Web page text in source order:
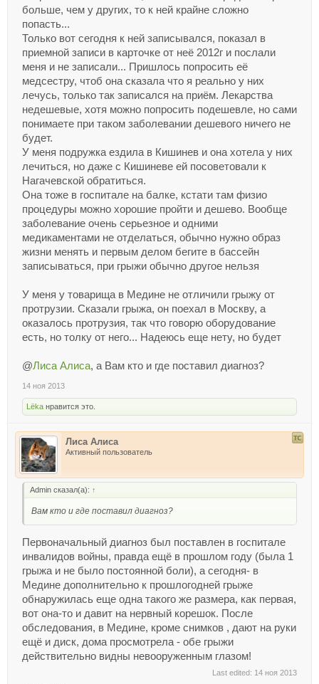
больше, чем у других, то к ней крайне сложно
попасть...
Только вот сегодня к ней записывался, показал в
приемной записи в карточке от неё 2012г и послали
меня и не записали... Пришлось попросить её
медсестру, чтоб она сказала что я реально у них
лечусь, только так записался на приём. Лекарства
недешевые, хотя можно попросить подешевле, но сами
понимаете при таком заболевании дешевого ничего не
будет.
У меня подружка ездила в Кишинев и она хотела у них
лечиться, но даже с Кишиневе ей посоветовали к
Нагачевской обратиться.
Она тоже в госпитале на балке, кстати там физио
процедуры можно хорошие пройти и дешево. Вообще
заболевание очень серьезное и одними
медикаментами не отделаться, обычно нужно образ
жизни менять и первым делом бегите в бассейн
записываться, при грыжи обычно другое нельзя
У меня у товарища в Медине не отличили грыжу от
протрузии. Сказали грыжа, он поехал в Москву, а
оказалось протрузия, так что говорю оборудование
есть, но толку от него... Надеюсь еще нету, но будет
@Лиса Алиса, а Вам кто и где поставил диагноз?
14 ноя 2013
Lёka нравится это.
Лиса Алиса
Активный пользователь
Admin сказал(а): ↑
Вам кто и где поставил диагноз?
Первоначальный диагноз был поставлен в госпитале
инвалидов войны, правда ещё в прошлом году (была 1
грыжа и не было постоянной боли), а сегодня- в
Медине дополнительно к прошлогодней грыже
обнаружилась еще одна такого же размера, как первая,
вот она-то и давит на нервный корешок. После
обследования, в Медине, кроме снимков , дают на руки
ещё и диск, дома просмотрела - обе грыжи
действительно видны невооруженным глазом!
Last edited: 14 ноя 2013